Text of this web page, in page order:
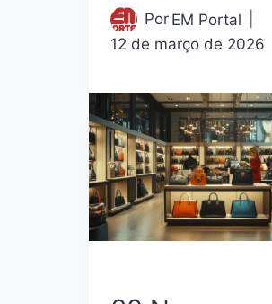
Por EM Portal
12 de março de 2026